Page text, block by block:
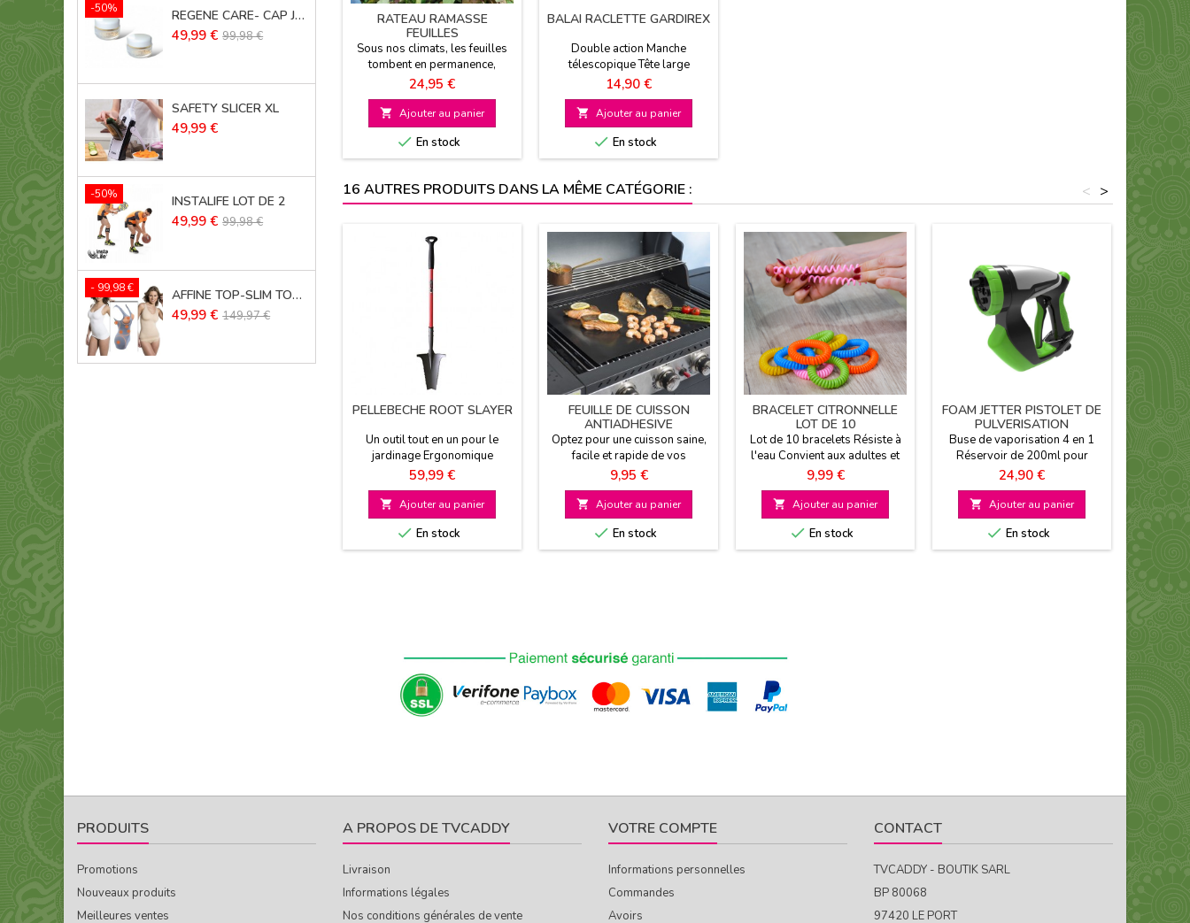
-50% REGENE CARE- CAP JOUVENCE LOT DE 2
Prix
49,99 € Prix
99,98 €
SAFETY SLICER XL
Prix
49,99 €
-50% INSTALIFE LOT DE 2
Prix
49,99 € Prix
99,98 €
- 99,98 € AFFINE TOP-SLIM TOP LOT DE 3
Prix
49,99 € Prix
149,97 €
RATEAU RAMASSE
FEUILLES
Sous nos climats, les feuilles
tombent en permanence,
équipez-vous du râteau
ramasse feuilles et facilitez-
vous la tâche !
Prix
24,95 €
 Ajouter au panier
 En stock
BALAI RACLETTE GARDIREX
Double action Manche
télescopique Tête large
Prix
14,90 €
 Ajouter au panier
 En stock
16 AUTRES PRODUITS DANS LA MÊME CATÉGORIE : >
<
PELLEBECHE ROOT SLAYER
Un outil tout en un pour le
jardinage Ergonomique
Multifonction Haut de gamme
Prix
59,99 €
 Ajouter au panier
 En stock
FEUILLE DE CUISSON
ANTIADHESIVE
Optez pour une cuisson saine,
facile et rapide de vos
préparations avec la feuille de
cuisson antiadhésive
réutilisable. Pour le four ou le
barbecue
Prix
9,95 €
 Ajouter au panier
 En stock
BRACELET CITRONNELLE
LOT DE 10
Lot de 10 bracelets Résiste à
l'eau Convient aux adultes et
aux enfants Taille unique
Prix
9,99 €
 Ajouter au panier
 En stock
FOAM JETTER PISTOLET DE
PULVERISATION
Buse de vaporisation 4 en 1
Réservoir de 200ml pour
savon Pulvérisation en mousse
possible
Prix
24,90 €
 Ajouter au panier
 En stock
PRODUITS
Promotions
Nouveaux produits
Meilleures ventes
A PROPOS DE TVCADDY
Livraison
Informations légales
Nos conditions générales de vente
VOTRE COMPTE
Informations personnelles
Commandes
Avoirs
CONTACT
TVCADDY - BOUTIK SARL
BP 80068
97420 LE PORT